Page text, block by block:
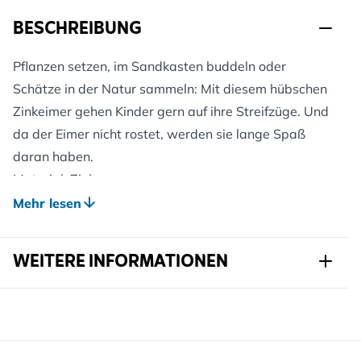
BESCHREIBUNG
Pflanzen setzen, im Sandkasten buddeln oder
Schätze in der Natur sammeln: Mit diesem hübschen
Zinkeimer gehen Kinder gern auf ihre Streifzüge. Und
da der Eimer nicht rostet, werden sie lange Spaß
daran haben.
Material: Zink
Fassungvermögen: 1,93 l
Mehr lesen
WEITERE INFORMATIONEN
Marke Kids in the Garden